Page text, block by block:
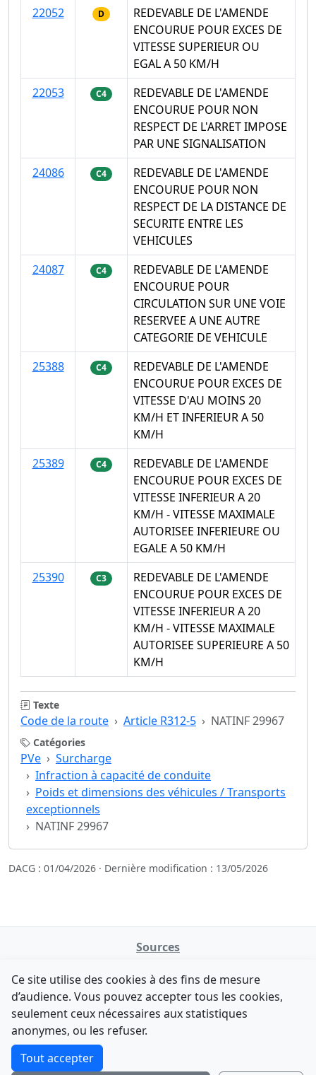
22052
D
REDEVABLE DE L'AMENDE
ENCOURUE POUR EXCES DE
VITESSE SUPERIEUR OU
EGAL A 50 KM/H
22053
C4
REDEVABLE DE L'AMENDE
ENCOURUE POUR NON
RESPECT DE L'ARRET IMPOSE
PAR UNE SIGNALISATION
24086
C4
REDEVABLE DE L'AMENDE
ENCOURUE POUR NON
RESPECT DE LA DISTANCE DE
SECURITE ENTRE LES
VEHICULES
24087
C4
REDEVABLE DE L'AMENDE
ENCOURUE POUR
CIRCULATION SUR UNE VOIE
RESERVEE A UNE AUTRE
CATEGORIE DE VEHICULE
25388
C4
REDEVABLE DE L'AMENDE
ENCOURUE POUR EXCES DE
VITESSE D'AU MOINS 20
KM/H ET INFERIEUR A 50
KM/H
25389
C4
REDEVABLE DE L'AMENDE
ENCOURUE POUR EXCES DE
VITESSE INFERIEUR A 20
KM/H - VITESSE MAXIMALE
AUTORISEE INFERIEURE OU
EGALE A 50 KM/H
25390
C3
REDEVABLE DE L'AMENDE
ENCOURUE POUR EXCES DE
VITESSE INFERIEUR A 20
KM/H - VITESSE MAXIMALE
AUTORISEE SUPERIEURE A 50
KM/H
Texte
Code de la route Article R312-5 NATINF 29967
Catégories
PVe
Surcharge
Infraction à capacité de conduite
Poids et dimensions des véhicules / Transports
exceptionnels
NATINF 29967
DACG : 01/04/2026 · Dernière modification : 13/05/2026
Sources
data.gouv.fr
Legifrance - API
Contact
F-Droid·App Store
Tchap
Comment avez-vous découvert NATINFo ?
Une courte réponse suffit (500 caractères max).
Ce site utilise des cookies à des fins de mesure
d’audience. Vous pouvez accepter tous les cookies,
seulement ceux nécessaires aux statistiques
anonymes, ou les refuser.
Tout accepter